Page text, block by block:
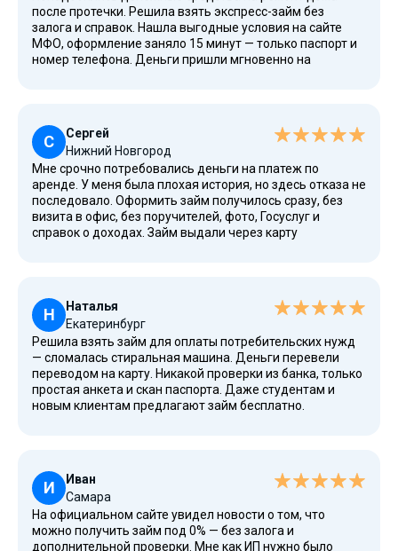
после протечки. Решила взять экспресс-займ без
залога и справок. Нашла выгодные условия на сайте
МФО, оформление заняло 15 минут — только паспорт и
номер телефона. Деньги пришли мгновенно на
любого региона России.
С
Сергей
Нижний Новгород
Мне срочно потребовались деньги на платеж по
аренде. У меня была плохая история, но здесь отказа не
последовало. Оформить займ получилось сразу, без
визита в офис, без поручителей, фото, Госуслуг и
справок о доходах. Займ выдали через карту
будет больше недели. На сайте доступны и
долгосрочные предложения — смотрите подробнее.
Н
Наталья
Екатеринбург
Решила взять займ для оплаты потребительских нужд
— сломалась стиральная машина. Деньги перевели
переводом на карту. Никакой проверки из банка, только
простая анкета и скан паспорта. Даже студентам и
новым клиентам предлагают займ бесплатно.
теперь условия ещё лучше.
И
Иван
Самара
На официальном сайте увидел новости о том, что
можно получить займ под 0% — без залога и
дополнительной проверки. Мне как ИП нужно было